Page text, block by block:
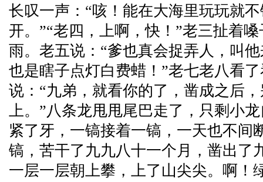
长叹一声：“咳！能在大海里玩玩就
开。”“老四，上啊，快！”老三扯着
雨。老五说：“爹也真会捉弄人，叫
也是瞎子点灯白费蜡！”老七老八看
说：“九弟，就看你的了，凿成之后
上。”八条龙甩甩尾巴走了，只剩小
紧了牙，一镐接着一镐，一天也不间
镐，苦干了九九八十一个月，凿出了
一层一层朝上攀，上了山尖尖。啊！